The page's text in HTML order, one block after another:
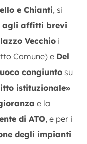
e Chianti, si
agli affitti brevi
Vecchio i
Comune) e Del
congiunto su
istituzionale»
e la
di ATO, e per i
degli impianti